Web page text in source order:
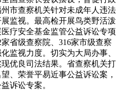
市查察机关针对未成年人违法
监视。最高检开展鸟类野活泼
疗安全基金监管公益诉讼专项
省级查察院、316家市级查察
监视力度。切实为大局办事、
优良司法结果。省查察机关打
、荣誉平易近事公益诉讼案，
诉讼专案。